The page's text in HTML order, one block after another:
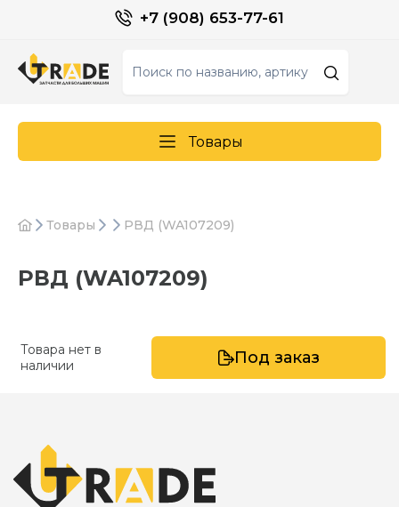
+7 (908) 653-77-61
Товары
Товары РВД (WA107209)
РВД (WA107209)
Товара нет в
наличии
Под заказ